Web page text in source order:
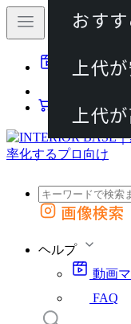
動画マニュ
カート
外部サイトの商品
画像検索
ヘルプ
動画
FAQ
おす
上代
上代